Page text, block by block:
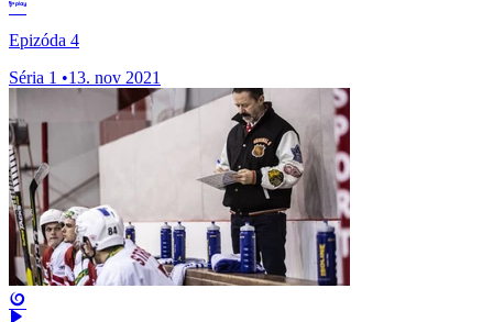
Epizóda 4
Séria 1 •13. nov 2021